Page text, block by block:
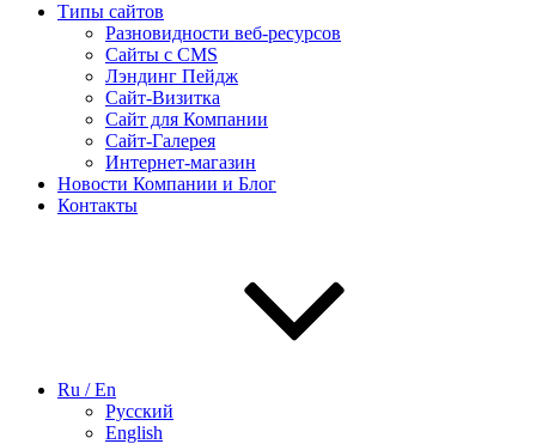
Типы сайтов
Разновидности веб-ресурсов
Сайты с CMS
Лэндинг Пейдж
Сайт-Визитка
Сайт для Компании
Сайт-Галерея
Интернет-магазин
Новости Компании и Блог
Контакты
Ru / En
Русский
English